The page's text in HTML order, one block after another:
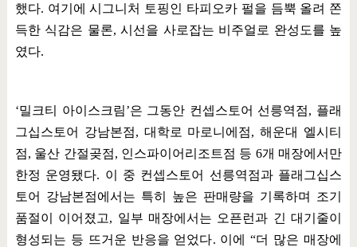
했다. 여기에 시그니처 토핑인 타피오카 펄을 듬뿍 올려 쫀
득한 식감은 물론,시선을 사로잡는 비주얼로 완성도를 높
였다.
‘밀크티 아이스크림’은 그동안 컨셉스토어 선릉역점, 플래
그십스토어 강남본점, 대학로 마로니에점,해운대 엘시티
점, 울산 간절곶점, 인스파이어리조트점 등 6개 매장에서만
한정 운영됐다. 이 중 컨셉스토어 선릉역점과 플래그십스
토어 강남본점에서는 특히 높은 판매량을 기록하며 조기
품절이 이어졌고, 일부 매장에서는 오픈런과 긴 대기줄이
형성되는 등 뜨거운 반응을 얻었다. 이에“더 많은 매장에